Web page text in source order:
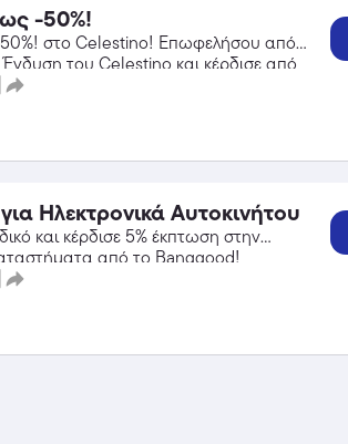
-50%!
στο Celestino! Επωφελήσου από
του Celestino και κέρδισε από
Ηλεκτρονικά Αυτοκινήτου
και κέρδισε 5% έκπτωση στην
από το Banggood!